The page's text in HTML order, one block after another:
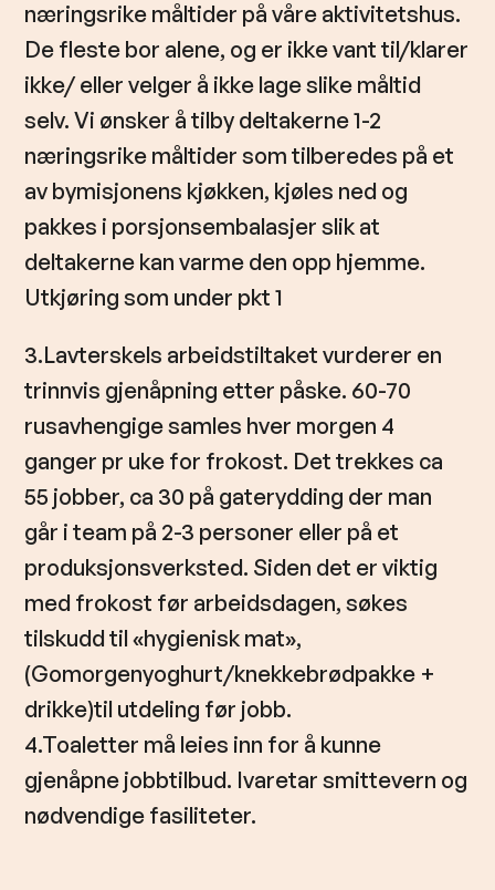
næringsrike måltider på våre aktivitetshus.
De fleste bor alene, og er ikke vant til/klarer
ikke/ eller velger å ikke lage slike måltid
selv. Vi ønsker å tilby deltakerne 1-2
næringsrike måltider som tilberedes på et
av bymisjonens kjøkken, kjøles ned og
pakkes i porsjonsembalasjer slik at
deltakerne kan varme den opp hjemme.
Utkjøring som under pkt 1
3.Lavterskels arbeidstiltaket vurderer en
trinnvis gjenåpning etter påske. 60-70
rusavhengige samles hver morgen 4
ganger pr uke for frokost. Det trekkes ca
55 jobber, ca 30 på gaterydding der man
går i team på 2-3 personer eller på et
produksjonsverksted. Siden det er viktig
med frokost før arbeidsdagen, søkes
tilskudd til «hygienisk mat»,
(Gomorgenyoghurt/knekkebrødpakke +
drikke)til utdeling før jobb.
4.Toaletter må leies inn for å kunne
gjenåpne jobbtilbud. Ivaretar smittevern og
nødvendige fasiliteter.